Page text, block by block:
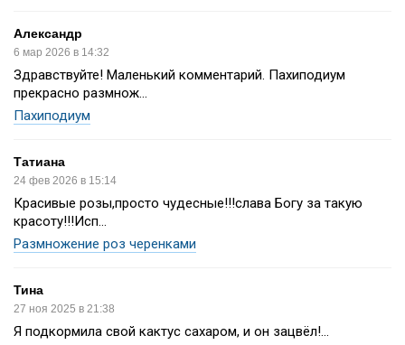
Александр
6 мар 2026 в 14:32
Здравствуйте! Маленький комментарий. Пахиподиум
прекрасно размнож...
Пахиподиум
Татиана
24 фев 2026 в 15:14
Красивые розы,просто чудесные!!!слава Богу за такую
красоту!!!Исп...
Размножение роз черенками
Тина
27 ноя 2025 в 21:38
Я подкормила свой кактус сахаром, и он зацвёл!...